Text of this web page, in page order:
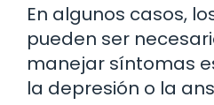
En algunos casos,
pueden ser
manejar síntomas
la depresión o la